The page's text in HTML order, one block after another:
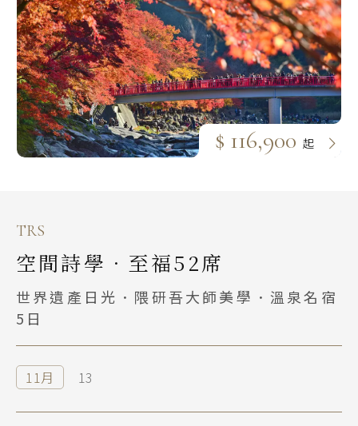
$ 116,900 起
TRS
空間詩學．至福52席
世界遺產日光．隈研吾大師美學．溫泉名宿
5日
11月 13